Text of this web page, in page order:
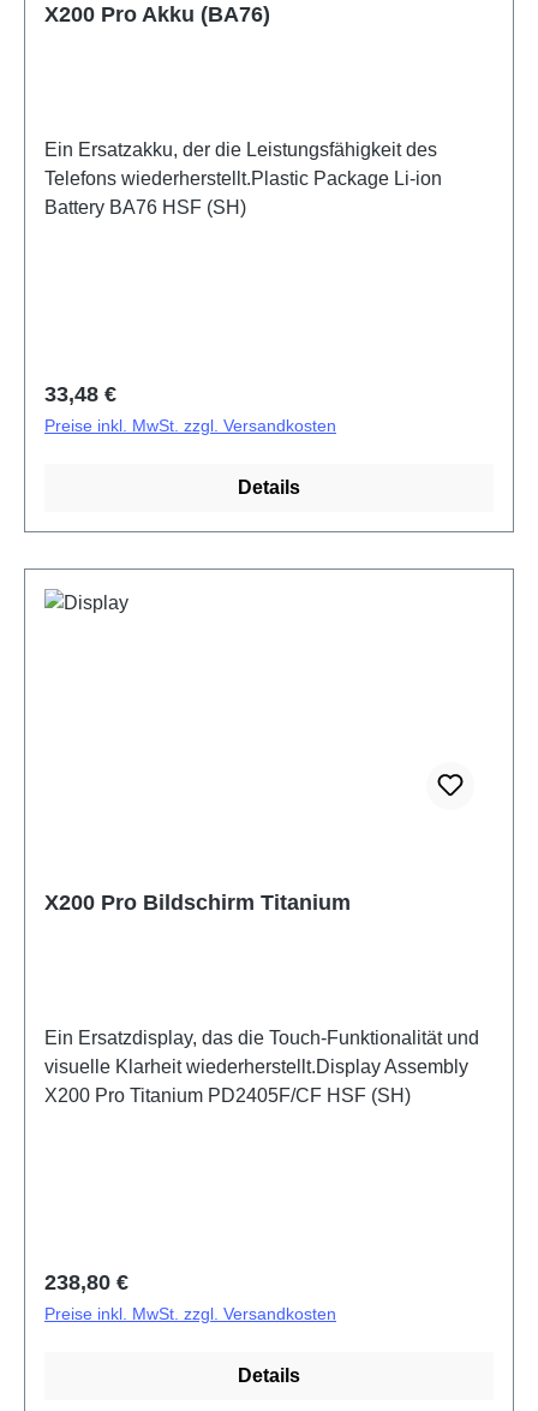
X200 Pro Akku (BA76)
Ein Ersatzakku, der die Leistungsfähigkeit des
Telefons wiederherstellt.Plastic Package Li-ion
Battery BA76 HSF (SH)
Regulärer Preis:
33,48 €
Preise inkl. MwSt. zzgl. Versandkosten
Details
X200 Pro Bildschirm Titanium
Ein Ersatzdisplay, das die Touch-Funktionalität und
visuelle Klarheit wiederherstellt.Display Assembly
X200 Pro Titanium PD2405F/CF HSF (SH)
Regulärer Preis:
238,80 €
Preise inkl. MwSt. zzgl. Versandkosten
Details